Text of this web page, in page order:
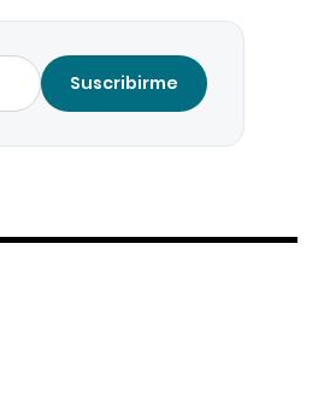
Suscribirme